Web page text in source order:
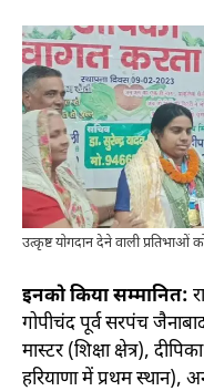
उत्कृष्ट योगदान देने वाली प्रतिभाओं
इनको किया सम्मानित:
गोपीचंद पूर्व सरपंच
मास्टर (शिक्षा क्षेत्र),
हरियाणा में प्रथम स्थान),